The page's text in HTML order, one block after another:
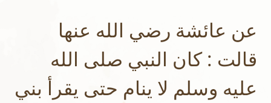
عن عائشة رضي الله عنها
قالت : كان النبي صلى الله
عليه وسلم لا ينام حتى يقرأ بني